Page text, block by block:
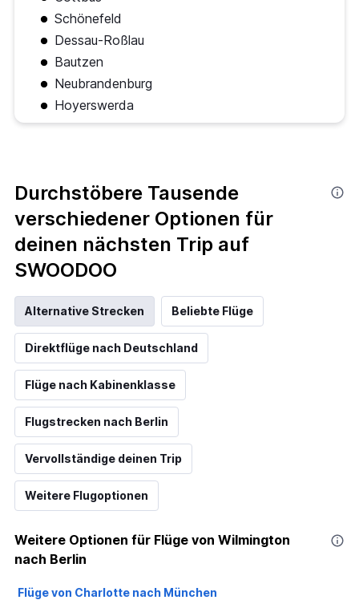
Schönefeld
Dessau-Roßlau
Bautzen
Neubrandenburg
Hoyerswerda
Durchstöbere Tausende
verschiedener Optionen für
deinen nächsten Trip auf
SWOODOO
Alternative Strecken Beliebte Flüge
Direktflüge nach Deutschland
Flüge nach Kabinenklasse
Flugstrecken nach Berlin
Vervollständige deinen Trip
Weitere Flugoptionen
Weitere Optionen für Flüge von Wilmington
nach Berlin
Flüge von Charlotte nach München